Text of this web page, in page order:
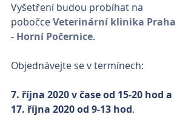
Vyšetření budou probíhat na
pobočce Veterinární klinika Praha
- Horní Počernice.
Objednávejte se v termínech:
7. října 2020 v čase od 15-20 hod a
17. října 2020 od 9-13 hod.